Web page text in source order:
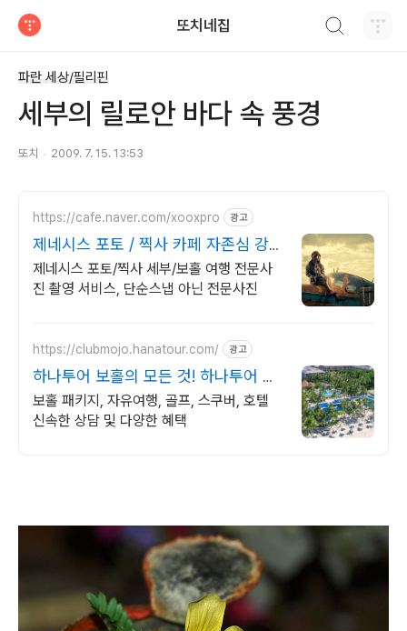
또치네집
파란 세상/필리핀
세부의 릴로안 바다 속 풍경
또치 2009. 7. 15. 13:53
https://cafe.naver.com/xooxpro 광고
제네시스 포토 / 찍사 카페 자존심 강한
촬영만 고집!
제네시스 포토/찍사 세부/보홀 여행 전문사
진 촬영 서비스, 단순스냅 아닌 전문사진
https://clubmojo.hanatour.com/ 광고
하나투어 보홀의 모든 것! 하나투어 공
식인증 예약센터
보홀 패키지, 자유여행, 골프, 스쿠버, 호텔
신속한 상담 및 다양한 혜택